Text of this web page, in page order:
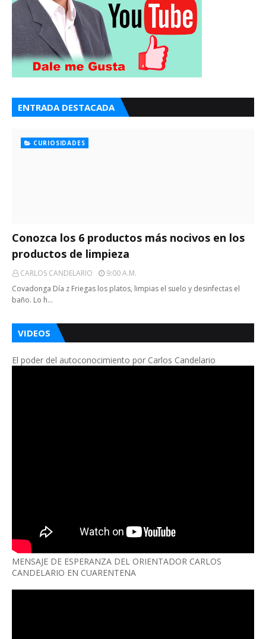
ENTRADA DESTACADA
CURIOSIDADES
Conozca los 6 productos más nocivos en los
productos de limpieza
CARLOS CANDELARIO
9:00 A.m.
Covadonga Día z Friegas los platos, limpias el suelo y desinfectas el
baño. Lo h…
VIDEOS
El poder del autoconocimiento por Carlos Candelario
MENSAJE DE ESPERANZA DEL ORIENTADOR CARLOS
CANDELARIO EN CUARENTENA